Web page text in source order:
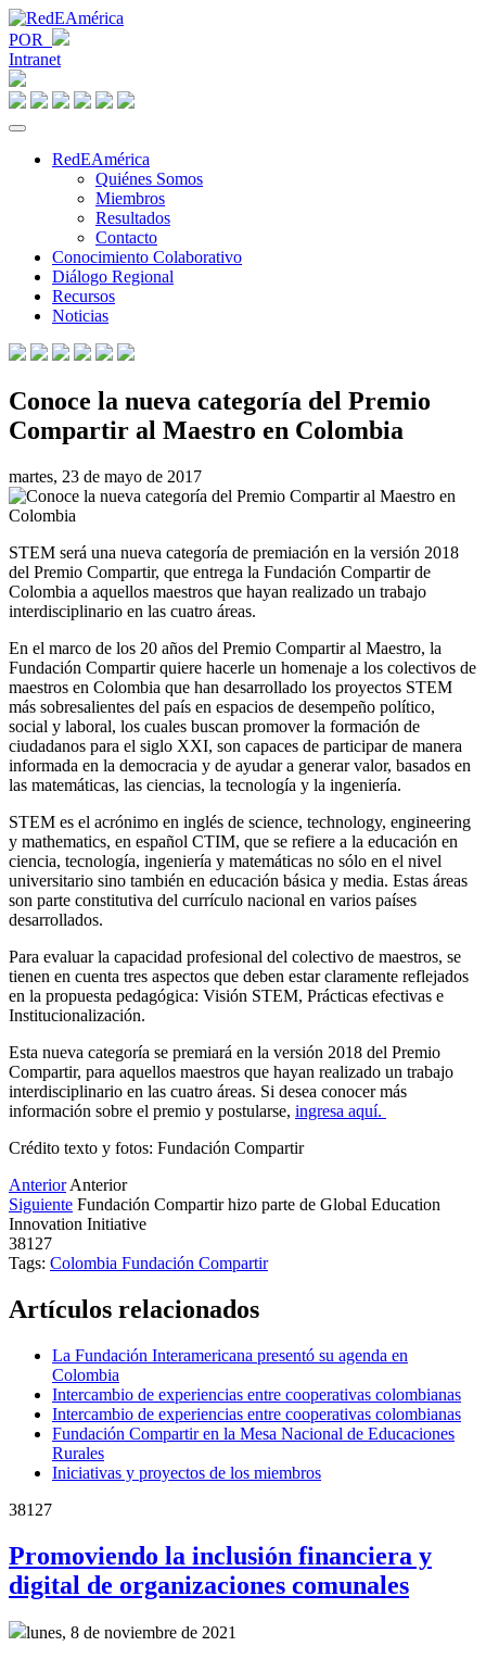
POR
Intranet
RedEAmérica
Quiénes Somos
Miembros
Resultados
Contacto
Conocimiento Colaborativo
Diálogo Regional
Recursos
Noticias
Conoce la nueva categoría del Premio
Compartir al Maestro en Colombia
martes, 23 de mayo de 2017
STEM será una nueva categoría de premiación en la versión 2018
del Premio Compartir, que entrega la Fundación Compartir de
Colombia a aquellos maestros que hayan realizado un trabajo
interdisciplinario en las cuatro áreas.
En el marco de los 20 años del Premio Compartir al Maestro, la
Fundación Compartir quiere hacerle un homenaje a los colectivos de
maestros en Colombia que han desarrollado los proyectos STEM
más sobresalientes del país en espacios de desempeño político,
social y laboral, los cuales buscan promover la formación de
ciudadanos para el siglo XXI, son capaces de participar de manera
informada en la democracia y de ayudar a generar valor, basados en
las matemáticas, las ciencias, la tecnología y la ingeniería.
STEM es el acrónimo en inglés de science, technology, engineering
y mathematics, en español CTIM, que se refiere a la educación en
ciencia, tecnología, ingeniería y matemáticas no sólo en el nivel
universitario sino también en educación básica y media. Estas áreas
son parte constitutiva del currículo nacional en varios países
desarrollados.
Para evaluar la capacidad profesional del colectivo de maestros, se
tienen en cuenta tres aspectos que deben estar claramente reflejados
en la propuesta pedagógica: Visión STEM, Prácticas efectivas e
Institucionalización.
Esta nueva categoría se premiará en la versión 2018 del Premio
Compartir, para aquellos maestros que hayan realizado un trabajo
interdisciplinario en las cuatro áreas. Si desea conocer más
información sobre el premio y postularse, ingresa aquí.
Crédito texto y fotos: Fundación Compartir
Anterior Anterior
Siguiente Fundación Compartir hizo parte de Global Education
Innovation Initiative
38127
Tags: Colombia Fundación Compartir
Artículos relacionados
La Fundación Interamericana presentó su agenda en
Colombia
Intercambio de experiencias entre cooperativas colombianas
Intercambio de experiencias entre cooperativas colombianas
Fundación Compartir en la Mesa Nacional de Educaciones
Rurales
Iniciativas y proyectos de los miembros
38127
Promoviendo la inclusión financiera y
digital de organizaciones comunales
lunes, 8 de noviembre de 2021